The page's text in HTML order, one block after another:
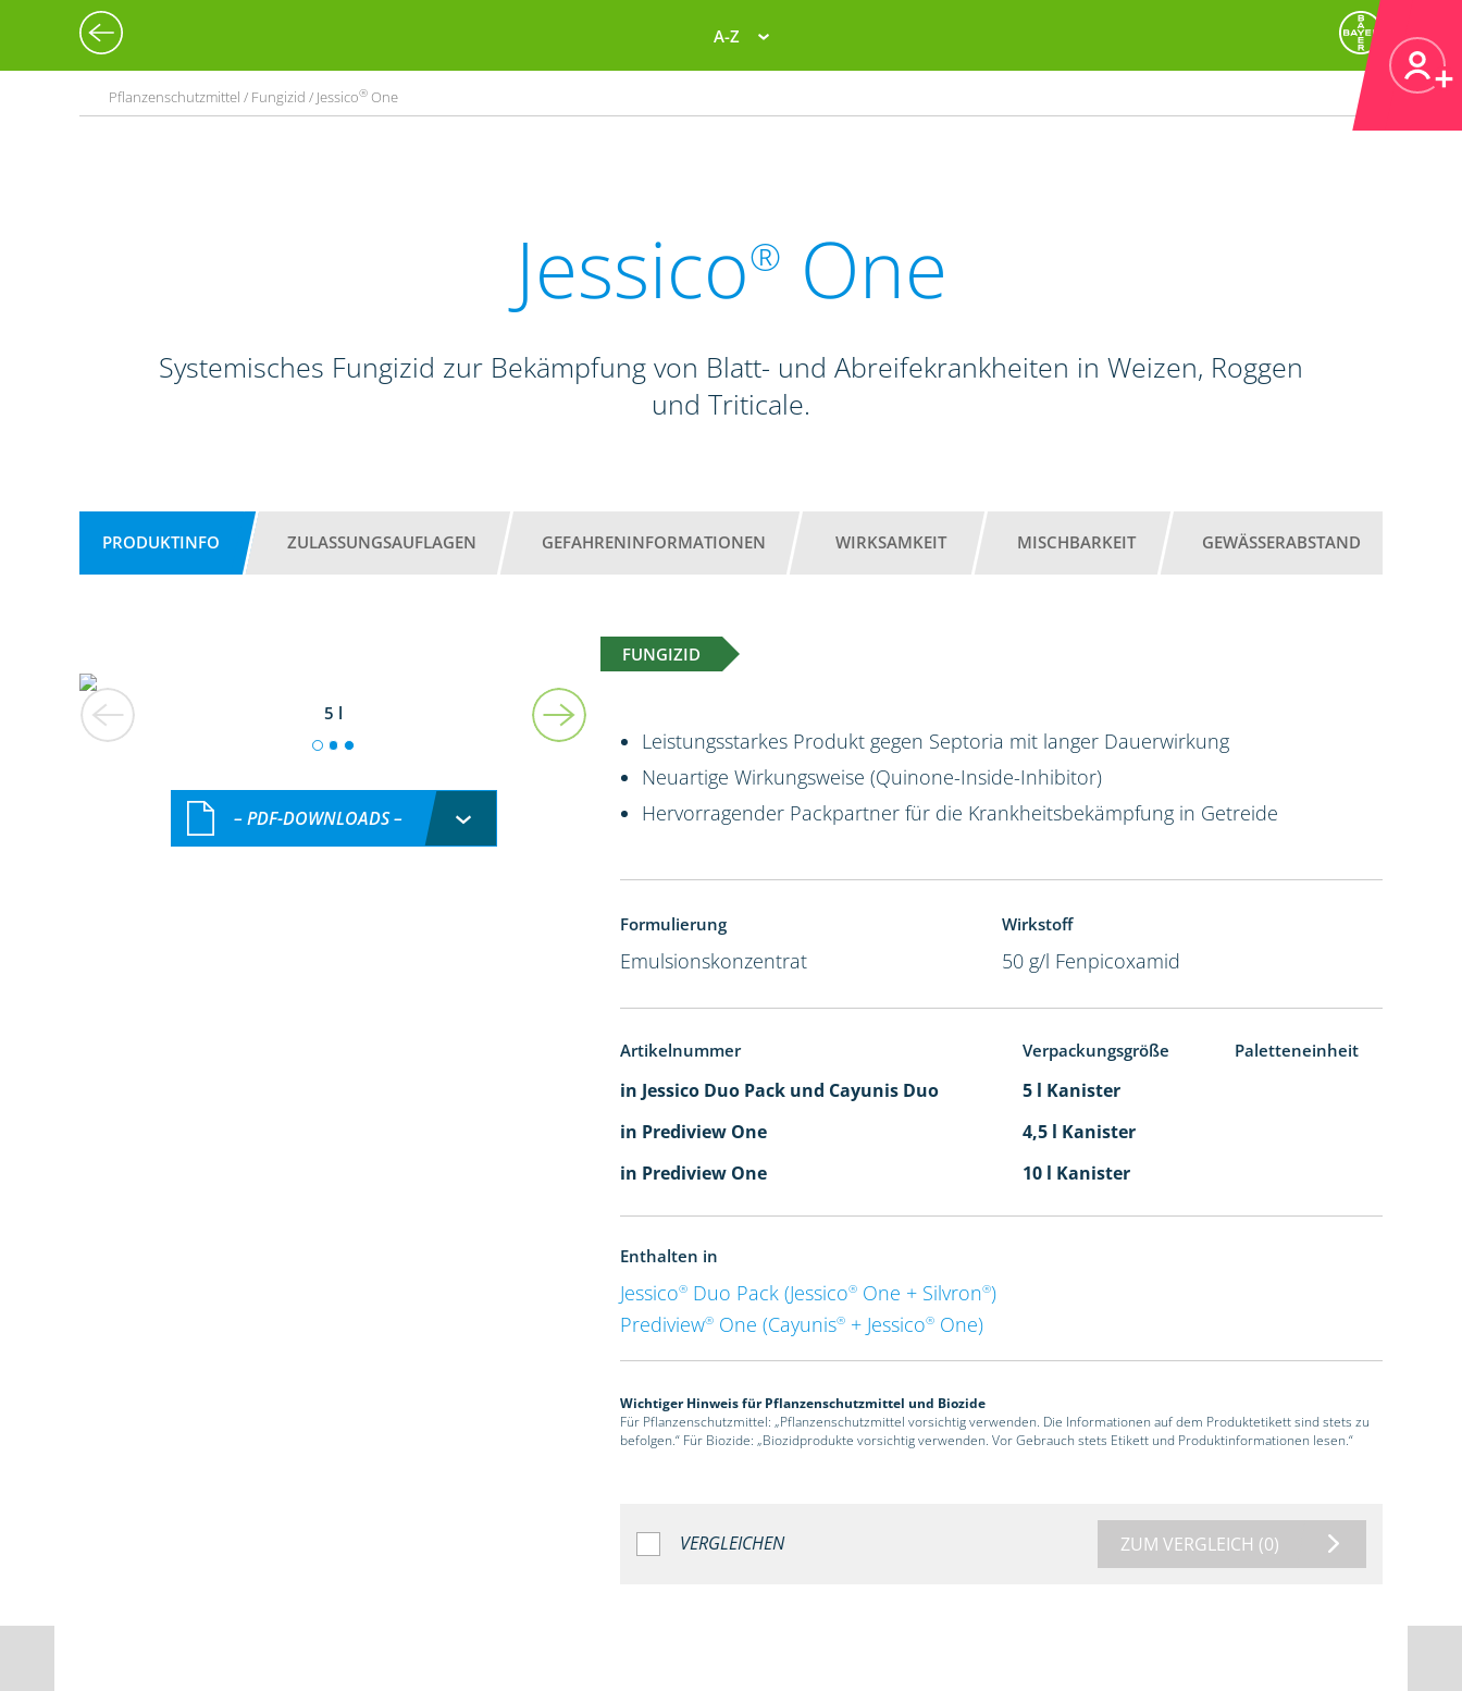
A-Z
Pflanzenschutzmittel / Fungizid / Jessico® One
Jessico® One
Systemisches Fungizid zur Bekämpfung von Blatt- und Abreifekrankheiten in Weizen, Roggen
und Triticale.
PRODUKTINFO ZULASSUNGSAUFLAGEN GEFAHRENINFORMATIONEN WIRKSAMKEIT MISCHBARKEIT GEWÄSSERABSTAND
FUNGIZID
5 l
– PDF-DOWNLOADS –
Leistungsstarkes Produkt gegen Septoria mit langer Dauerwirkung
Neuartige Wirkungsweise (Quinone-Inside-Inhibitor)
Hervorragender Packpartner für die Krankheitsbekämpfung in Getreide
Formulierung
Emulsionskonzentrat
Wirkstoff
50 g/l Fenpicoxamid
Artikelnummer Verpackungsgröße Paletteneinheit
in Jessico Duo Pack und Cayunis Duo
5 l Kanister
in Prediview One
4,5 l Kanister
in Prediview One
10 l Kanister
Enthalten in
Jessico® Duo Pack (Jessico® One + Silvron®)
Prediview® One (Cayunis® + Jessico® One)
Wichtiger Hinweis für Pflanzenschutzmittel und Biozide
Für Pflanzenschutzmittel: „Pflanzenschutzmittel vorsichtig verwenden. Die Informationen auf dem Produktetikett sind stets zu
befolgen.“ Für Biozide: „Biozidprodukte vorsichtig verwenden. Vor Gebrauch stets Etikett und Produktinformationen lesen.“
VERGLEICHEN ZUM VERGLEICH (0)